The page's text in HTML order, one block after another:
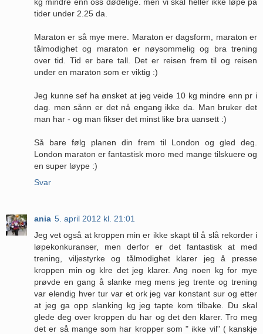
tider under 2.25 da.
Maraton er så mye mere. Maraton er dagsform, maraton er
tålmodighet og maraton er nøysommelig og bra trening
over tid. Tid er bare tall. Det er reisen frem til og reisen
under en maraton som er viktig :)
Jeg kunne sef ha ønsket at jeg veide 10 kg mindre enn pr i
dag. men sånn er det nå engang ikke da. Man bruker det
man har - og man fikser det minst like bra uansett :)
Så bare følg planen din frem til London og gled deg.
London maraton er fantastisk moro med mange tilskuere og
en super løype :)
Svar
ania 5. april 2012 kl. 21:01
Jeg vet også at kroppen min er ikke skapt til å slå rekorder i
løpekonkuranser, men derfor er det fantastisk at med
trening, viljestyrke og tålmodighet klarer jeg å presse
kroppen min og klre det jeg klarer. Ang noen kg for mye
prøvde en gang å slanke meg mens jeg trente og trening
var elendig hver tur var et ork jeg var konstant sur og etter
at jeg ga opp slanking kg jeg tapte kom tilbake. Du skal
glede deg over kroppen du har og det den klarer. Tro meg
det er så mange som har kropper som " ikke vil" ( kanskje